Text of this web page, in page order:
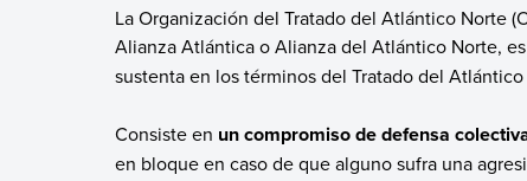
La Organización del Tratado del Atlántico Norte
Alianza Atlántica o Alianza del Atlántico Norte, es
sustenta en los términos del Tratado del
Consiste en un compromiso de defensa
en bloque en caso de que alguno sufra una